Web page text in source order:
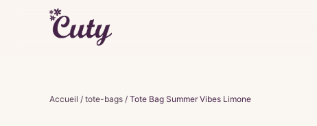
Accueil / tote-bags / Tote Bag Summer Vibes Limone